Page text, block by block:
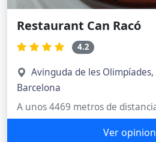
Restaurant Can Racó
4.2
Avinguda de les
Barcelona
A unos 4469 metros de
Ver